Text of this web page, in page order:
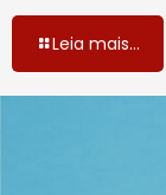
Leia mais...